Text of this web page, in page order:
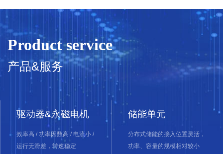
Product service
产品&服务
驱动器&永磁电机
效率高 / 功率因数高 / 电流小 /
分布式储能的接入位置灵活，